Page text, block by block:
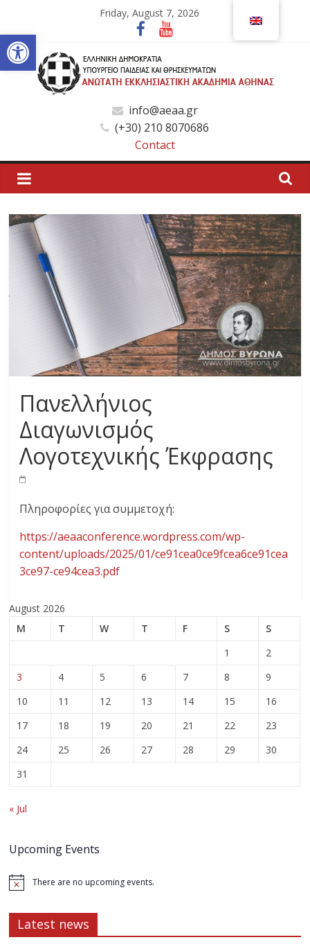
Open toolbar
content
Friday, August 7, 2026
Ανώτατη
Εκκλησιαστική
Ακαδημία
Αθηνών
Ανώτατη
Εκκλησιαστική
Ακαδημία
Αθηνών
info@aeaa.gr
(+30) 210 8070686
Contact
Πανελλήνιος
Διαγωνισμός
Λογοτεχνικής Έκφρασης
Πληροφορίες για συμμετοχή:
https://aeaaconference.wordpress.com/wp-
content/uploads/2025/01/ce91cea0ce9fcea6ce91cea
3ce97-ce94cea3.pdf
August 2026
M
T W T F S
S
1
2
3
4 5 6 7 8
9
10
11 12 13 14 15
16
17
18 19 20 21 22
23
24
25 26 27 28 29
30
31
« Jul
Upcoming Events
There are no upcoming events.
Latest news